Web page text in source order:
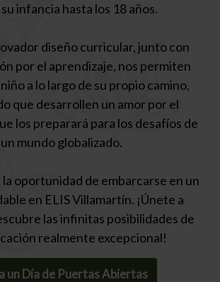
infancia hasta los 18 años.
diseño curricular, junto con
por el aprendizaje, nos permiten
a lo largo de su propio camino,
que desarrollen un amor por el
los preparará para los desafíos de
un mundo globalizado.
oportunidad de embarcarse en un
en ELIS Villamartín. ¡Únete a
las infinitas posibilidades de
realmente excepcional!
un Día de Puertas Abiertas